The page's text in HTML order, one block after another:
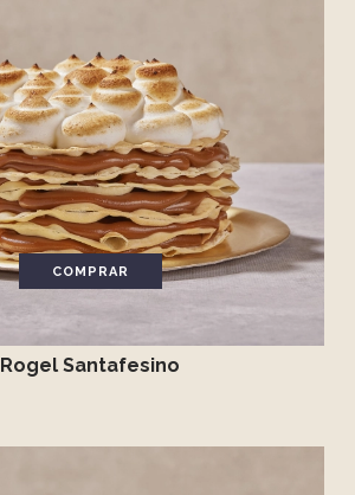
COMPRAR
Rogel Santafesino